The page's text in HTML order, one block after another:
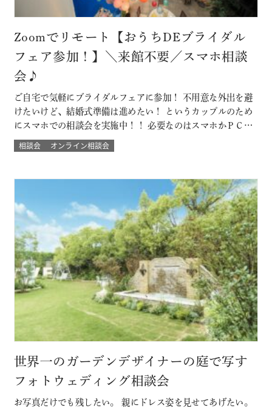
Zoomでリモート【おうちDEブライダル
フェア参加！】＼来館不要／スマホ相談
会♪
ご自宅で気軽にブライダルフェアに参加！ 不用意な外出を避
けたいけど、結婚式準備は進めたい！ というカップルのため
にスマホでの相談会を実施中！！ 必要なのはスマホかＰＣ
で！来館不要のため県外にお住まいのカップルにもおすす
め！ 結婚式場に来館したときのような臨場感とウェディング
質問など自宅にいながらにして 結…
相談会 オンライン相談会
世界一のガーデンデザイナーの庭で写す
フォトウェディング相談会
お写真だけでも残したい。 親にドレス姿を見せてあげたい。